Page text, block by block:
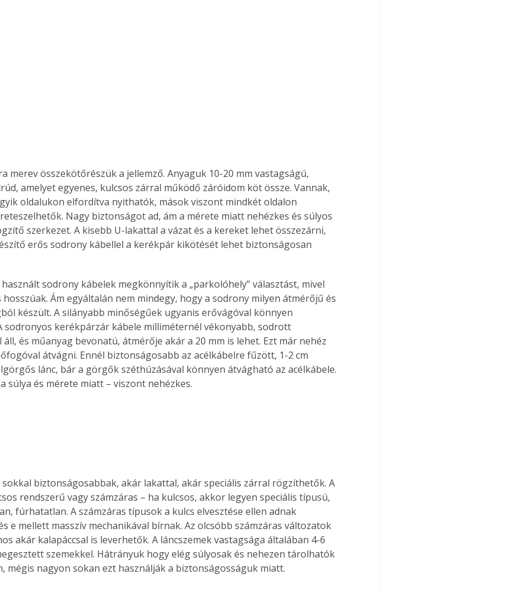
merev összekötőrészük a jellemző. Anyaguk 10-20 mm vastagságú,
amelyet egyenes, kulcsos zárral működő záróidom köt össze. Vannak,
oldalukon elfordítva nyithatók, mások viszont mindkét oldalon
Nagy biztonságot ad, ám a mérete miatt nehézkes és súlyos
szerkezet. A kisebb U-lakattal a vázat és a kereket lehet összezárni,
erős sodrony kábellel a kerékpár kikötését lehet biztonságosan
sodrony kábelek megkönnyítik a „parkolóhely” választást, mivel
hosszúak. Ám egyáltalán nem mindegy, hogy a sodrony milyen átmérőjű és
készült. A silányabb minőségűek ugyanis erővágóval könnyen
sodronyos kerékpárzár kábele milliméternél vékonyabb, sodrott
áll, és műanyag bevonatú, átmérője akár a 20 mm is lehet. Ezt már nehéz
átvágni. Ennél biztonságosabb az acélkábelre fűzött, 1-2 cm
lánc, bár a görgők széthúzásával könnyen átvágható az acélkábele.
súlya és mérete miatt – viszont nehézkes.
sokkal biztonságosabbak, akár lakattal, akár speciális zárral rögzíthetők. A
rendszerű vagy számzáras – ha kulcsos, akkor legyen speciális típusú,
fúrhatatlan. A számzáras típusok a kulcs elvesztése ellen adnak
e mellett masszív mechanikával bírnak. Az olcsóbb számzáras változatok
akár kalapáccsal is leverhetők. A láncszemek vastagsága általában 4-6
szemekkel. Hátrányuk hogy elég súlyosak és nehezen tárolhatók
mégis nagyon sokan ezt használják a biztonságosságuk miatt.